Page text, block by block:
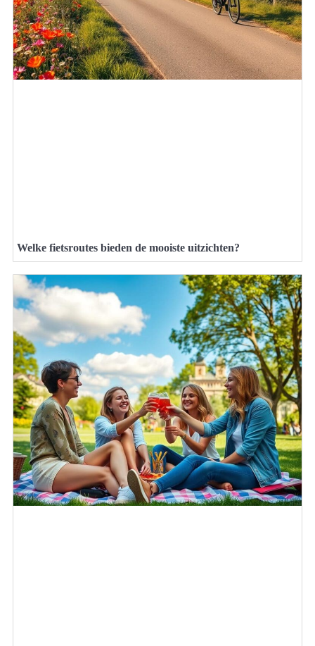
Welke fietsroutes bieden de mooiste uitzichten?